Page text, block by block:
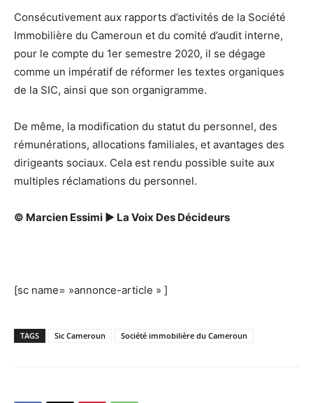
Consécutivement aux rapports d’activités de la Société
Immobilière du Cameroun et du comité d’audit interne,
pour le compte du 1er semestre 2020, il se dégage
comme un impératif de réformer les textes organiques
de la SIC, ainsi que son organigramme.
De même, la modification du statut du personnel, des
rémunérations, allocations familiales, et avantages des
dirigeants sociaux. Cela est rendu possible suite aux
multiples réclamations du personnel.
© Marcien Essimi ► La Voix Des Décideurs
[sc name= »annonce-article » ]
TAGS Sic Cameroun Société immobilière du Cameroun